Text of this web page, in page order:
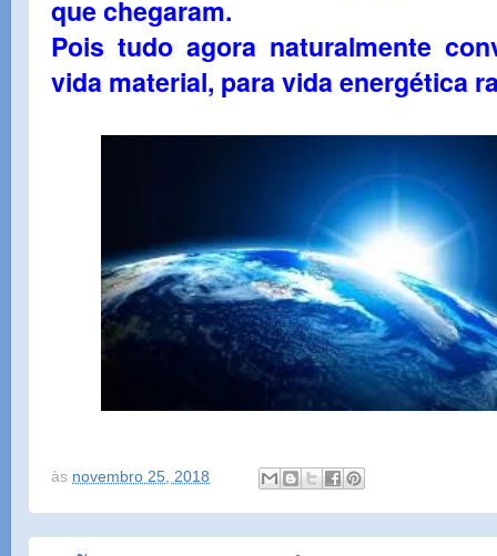
que chegaram.
Pois tudo agora naturalmente
vida material, para vida energética
às novembro 25, 2018